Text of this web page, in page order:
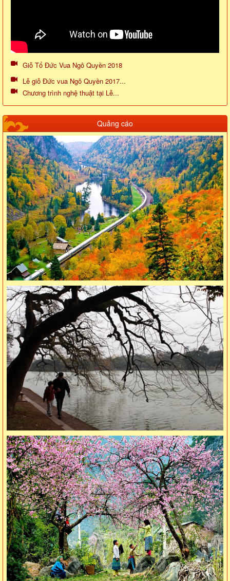
Giỗ Tổ Đức Vua Ngô Quyền 2018
Lễ giỗ Đức vua Ngô Quyền 2017...
Chương trình nghệ thuật tại Lễ...
Quảng cáo